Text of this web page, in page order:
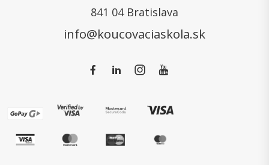
841 04 Bratislava
info@koucovaciaskola.sk